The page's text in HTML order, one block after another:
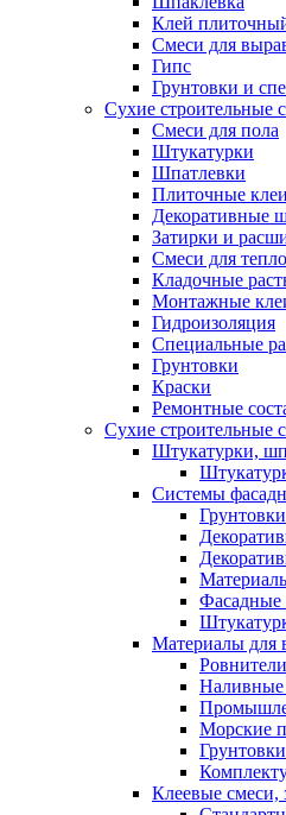
Клей
Смеси для
Гипс
Грунтовки и
Сухие строительные
Смеси для пола
Штукатурки
Шпатлевки
Плиточные клеи
Декоративные
Затирки и
Смеси для
Кладочные
Монтажные
Гидроизоляция
Специальные
Грунтовки
Краски
Ремонтные
Сухие строительные
Штукатурки,
Системы
Грунтовки
Фасадные
Материалы для
Наливные
Морские
Грунтовки
Клеевые смеси,